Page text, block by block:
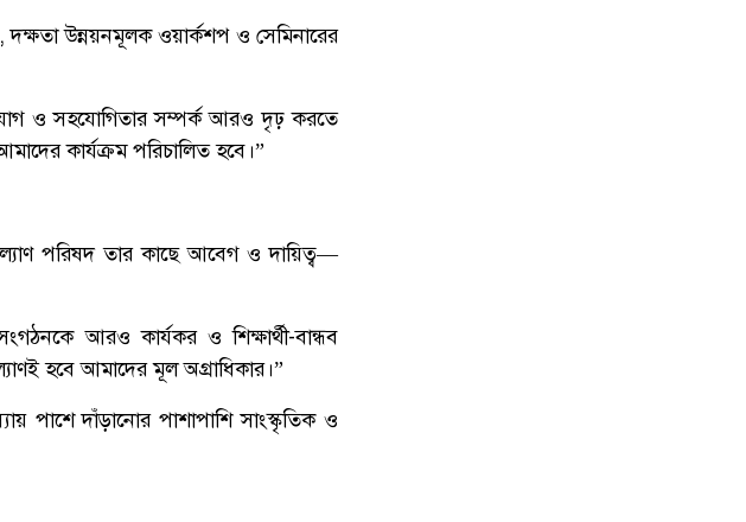
দক্ষতা উন্নয়নমূলক ওয়ার্কশপ ও সেমিনারের
ও সহযোগিতার সম্পর্ক আরও দৃঢ় করতে
কার্যক্রম পরিচালিত হবে।”
পরিষদ তার কাছে আবেগ ও দায়িত্ব—
আরও কার্যকর ও শিক্ষার্থী-বান্ধব
হবে আমাদের মূল অগ্রাধিকার।”
পাশে দাঁড়ানোর পাশাপাশি সাংস্কৃতিক ও